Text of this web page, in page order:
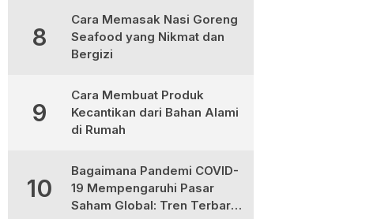
8
Cara Memasak Nasi Goreng
Seafood yang Nikmat dan
Bergizi
9
Cara Membuat Produk
Kecantikan dari Bahan Alami
di Rumah
10
Bagaimana Pandemi COVID-
19 Mempengaruhi Pasar
Saham Global: Tren Terbaru